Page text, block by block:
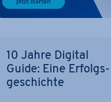
10 Jahre Digital
Guide: Eine Er­folgs­
ge­schich­te